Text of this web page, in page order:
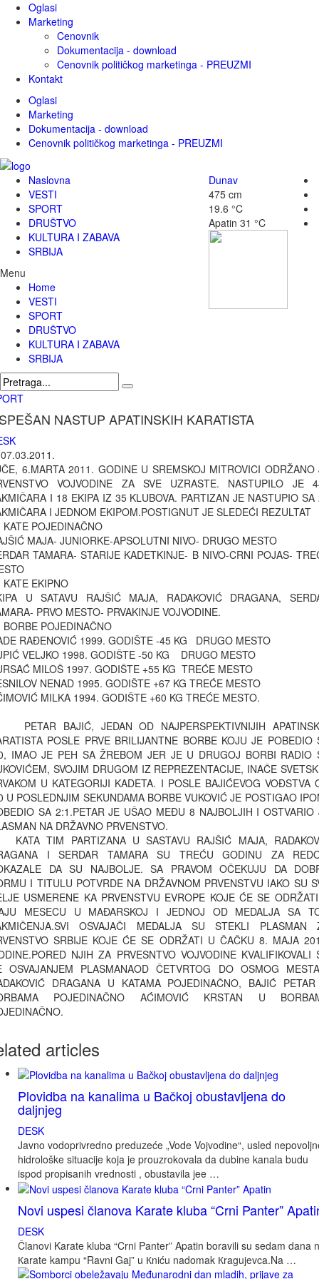
Oglasi
Marketing
Cenovnik
Dokumentacija - download
Cenovnik političkog marketinga - PREUZMI
Kontakt
Oglasi
Marketing
Dokumentacija - download
Cenovnik političkog marketinga - PREUZMI
Dunav
475 cm
19.6 °C
Apatin 31 °C
Naslovna
VESTI
SPORT
DRUŠTVO
KULTURA I ZABAVA
SRBIJA
Menu
Home
VESTI
SPORT
DRUŠTVO
KULTURA I ZABAVA
SRBIJA
NASTUP APATINSKIH KARATISTA
07.03.2011.
6.MARTA 2011. GODINE U SREMSKOJ MITROVICI ODRŽANO
VOJVODINE ZA SVE UZRASTE. NASTUPILO JE
I 18 EKIPA IZ 35 KLUBOVA. PARTIZAN JE NASTUPIO SA
I JEDNOM EKIPOM.POSTIGNUT JE SLEDEĆI REZULTAT
POJEDINAČNO
MAJA- JUNIORKE-APSOLUTNI NIVO- DRUGO MESTO
TAMARA- STARIJE KADETKINJE- B NIVO-CRNI POJAS-
EKIPNO
U SATAVU RAJŠIĆ MAJA, RADAKOVIĆ DRAGANA,
PRVO MESTO- PRVAKINJE VOJVODINE.
POJEDINAČNO
RAĐENOVIĆ 1999. GODIŠTE -45 KG DRUGO MESTO
VELJKO 1998. GODIŠTE -50 KG DRUGO MESTO
MILOŠ 1997. GODIŠTE +55 KG TREĆE MESTO
NENAD 1995. GODIŠTE +67 KG TREĆE MESTO
MILKA 1994. GODIŠTE +60 KG TREĆE MESTO.
BAJIĆ, JEDAN OD NAJPERSPEKTIVNIJIH
POSLE PRVE BRILIJANTNE BORBE KOJU JE POBEDIO
IMAO JE PEH SA ŽREBOM JER JE U DRUGOJ BORBI RADIO
SVOJIM DRUGOM IZ REPREZENTACIJE, INAČE
U KATEGORIJI KADETA. I POSLE BAJIĆEVOG VOĐSTVA
U POSLEDNJIM SEKUNDAMA BORBE VUKOVIĆ JE POSTIGAO
SA 2:1.PETAR JE UŠAO MEĐU 8 NAJBOLJIH I OSTVARIO
NA DRŽAVNO PRVENSTVO.
TIM PARTIZANA U SASTAVU RAJŠIĆ MAJA,
I SERDAR TAMARA SU TREĆU GODINU ZA
DA SU NAJBOLJE. SA PRAVOM OČEKUJU DA
I TITULU POTVRDE NA DRŽAVNOM PRVENSTVU IAKO SU
USMERENE KA PRVENSTVU EVROPE KOJE ĆE SE
MESECU U MAĐARSKOJ I JEDNOJ OD MEDALJA SA
OSVAJAČI MEDALJA SU STEKLI PLASMAN
SRBIJE KOJE ĆE SE ODRŽATI U ČAČKU 8. MAJA
NJIH ZA PRVESNTVO VOJVODINE KVALIFIKOVALI
OSVAJANJEM PLASMANAOD ČETVRTOG DO OSMOG
DRAGANA U KATAMA POJEDINAČNO, BAJIĆ
POJEDINAČNO AĆIMOVIĆ KRSTAN U
articles
Plovidba na kanalima u Bačkoj obustavljena do
daljnjeg
DESK
Javno vodoprivredno preduzeće „Vode Vojvodine“, usled
hidrološke situacije koja je prouzrokovala da dubine kanala budu
ispod propisanih vrednosti , obustavila jee …
Novi uspesi članova Karate kluba “Crni Panter”
DESK
Članovi Karate kluba “Crni Panter” Apatin boravili su sedam dana
Кarate kampu “Ravni Gaj” u Кniću nadomak Кragujevca.Na …